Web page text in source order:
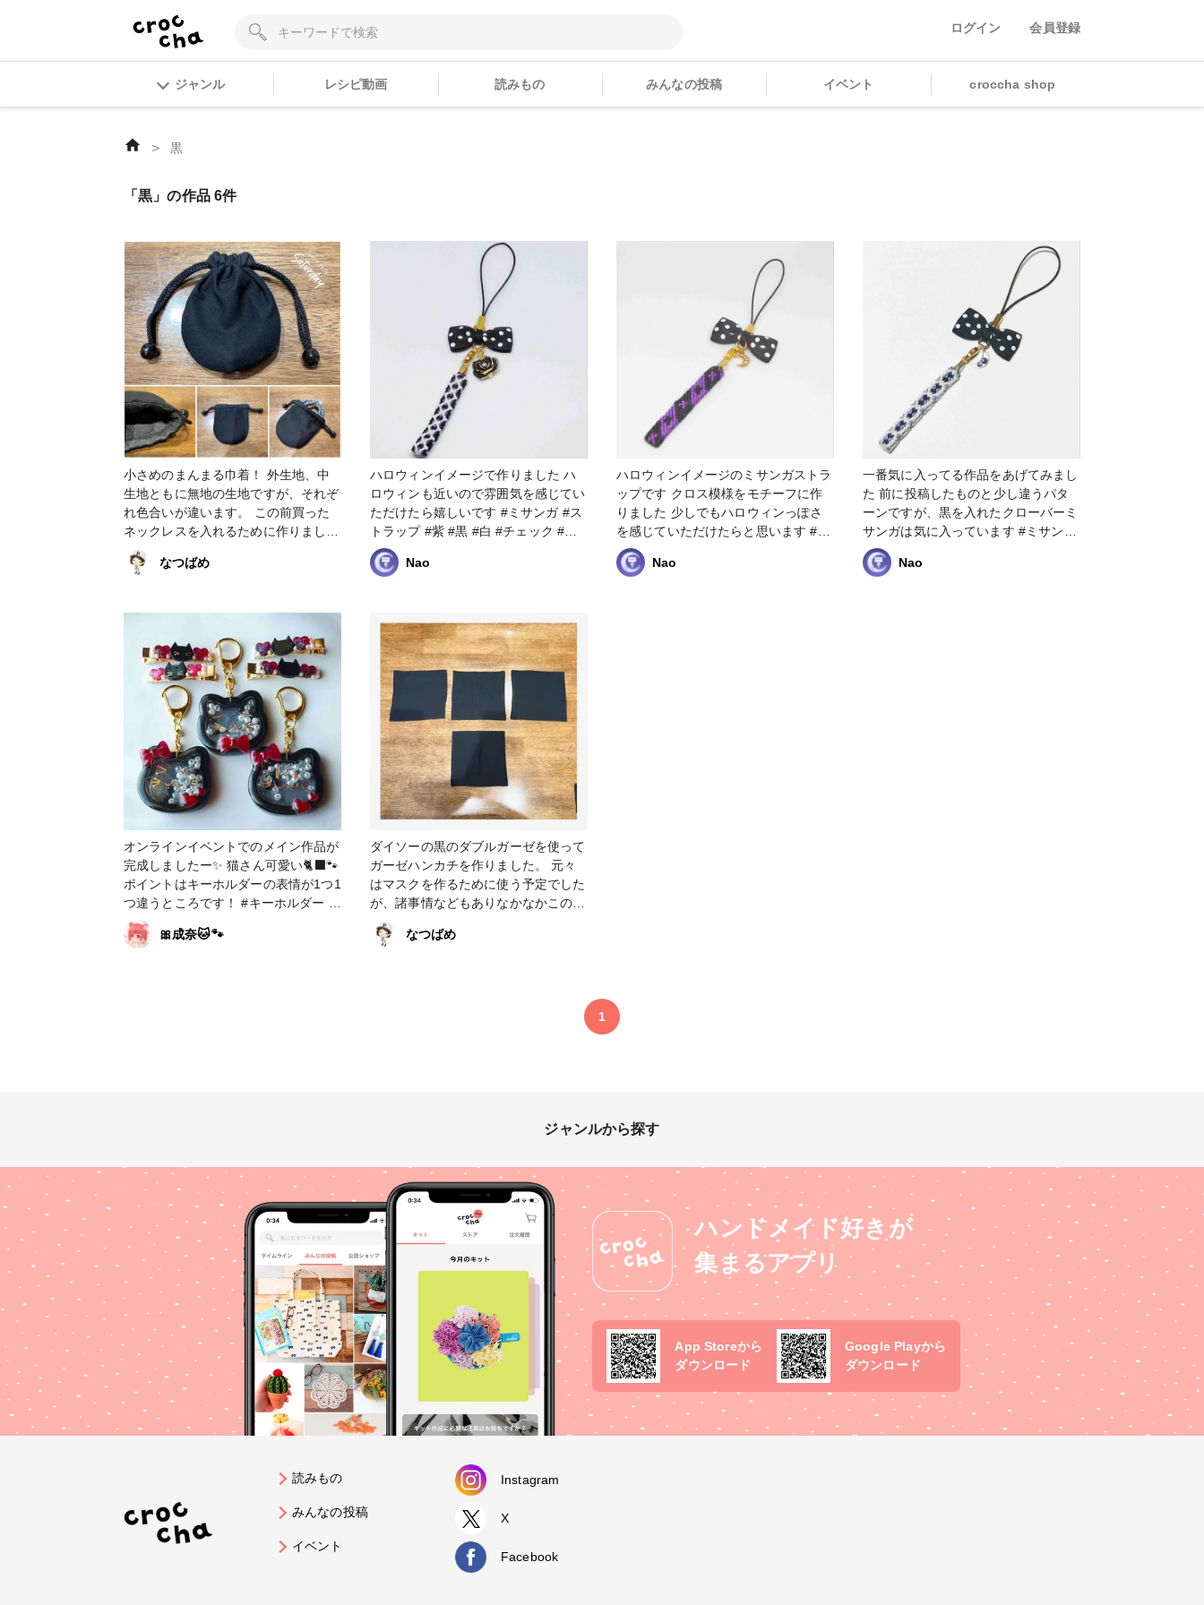
ログイン 会員登録
ジャンル レシピ動画 読みもの みんなの投稿 イベント croccha shop
＞ 黒
「黒」の作品 6件
小さめのまんまる巾着！ 外生地、中
生地ともに無地の生地ですが、それぞ
れ色合いが違います。 この前買った
ネックレスを入れるために作りまし
た！ YouTubeの動画を参考にしなが
ら、自分で1から型紙を作ってから製
P.S. 全然更新できてなくてすいません
(;_;) #巾着 #まんまる巾着 #アクセサ
リー巾着 #きんちゃく #黒 #ブラック
#小さめ #バッグ・ポーチ #小物・雑
なつばめ
ハロウィンイメージで作りました ハ
ロウィンも近いので雰囲気を感じてい
ただけたら嬉しいです #ミサンガ #ス
トラップ #紫 #黒 #白 #チェック #ア
ーガイル #ハロウィン
Nao
ハロウィンイメージのミサンガストラ
ップです クロス模様をモチーフに作
りました 少しでもハロウィンっぽさ
を感じていただけたらと思います #ミ
サンガ #ストラップ #ハロウィン #ク
ロス #十字架 #黒 #紫
Nao
一番気に入ってる作品をあげてみまし
た 前に投稿したものと少し違うパタ
ーンですが、黒を入れたクローバーミ
サンガは気に入っています #ミサンガ
#ストラップ #紫 #黒 #クローバー
Nao
オンラインイベントでのメイン作品が
完成しましたー✨ 猫さん可愛い🐈‍⬛🐾
ポイントはキーホルダーの表情が1つ1
つ違うところです！ #キーホルダー #
ヘアアクセサリー #シャカシャカキー
ホルダー #シェイカーキーホルダー #
🎀成奈🐱🐾
ダイソーの黒のダブルガーゼを使って
ガーゼハンカチを作りました。 元々
はマスクを作るために使う予定でした
が、諸事情などもありなかなかこの生
地を使う機会がありませんでした。
今回、ガーゼハンカチを作ったことで
なつばめ
1
ジャンルから探す
ハンドメイド好きが
集まるアプリ
App Storeから
ダウンロード
Google Playから
ダウンロード
読みもの
みんなの投稿
イベント
Instagram
X
Facebook